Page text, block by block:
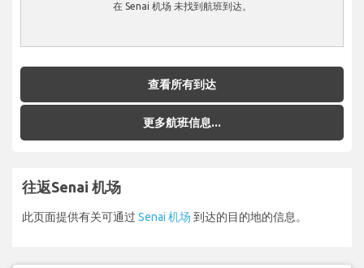
在 Senai 机场 未找到航班到达。
查看所有到达
更多航班信息...
往返Senai 机场
此页面提供有关可通过 Senai 机场 到达的目的地的信息。